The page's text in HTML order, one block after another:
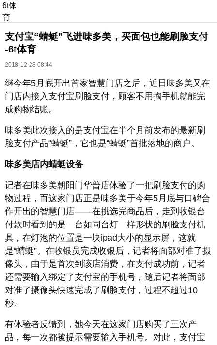
6t体
育
支付宝“蜻蜓”飞进味多美，买面包也能刷脸支付
-6t体育
2018-12-28 08:44
继今年5月底开出首家智慧门店之后，近日味多美又在
门店内接入支付宝刷脸支付，顾客不用掏手机就能完
成购物结账。
味多美此次接入的是支付宝在半个月前发布的最新刷
脸支付产品“蜻蜓”，它也是“蜻蜓”首批落地的商户。
味多美店内蜻蜓设备
记者在味多美朝阳门华普店体验了一把刷脸支付的购
物过程，而这家门店正是味多美于今年5月底与口碑合
作开出的智慧门店——在挑选完商品后，走到收银台
付款时看到的是一台如同台灯一样形状的刷脸支付机
具，在灯泡的位置是一块ipad大小的显示屏，这就
是“蜻蜓”。在收银员完成收银后，记者将面部对准了摄
像头，由于是首次到该店消费，在支付成功前，记者
还需要输入绑定了支付宝的手机号，随后记者将面部
对准了摄像头快速完成了刷脸支付，过程不超过10
秒。
有体验者反馈到，她今天在这家门店购买了三次产
品，每一次都被提示需要输入手机号。对此，支付宝
长按识别二维码
进入ofweek阅读全文